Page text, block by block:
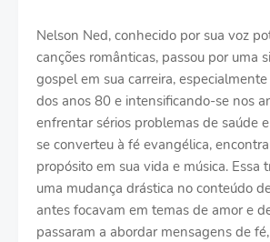
Nelson Ned, conhecido por sua voz
canções românticas, passou por uma
gospel em sua carreira,
dos anos 80 e intensificando-se nos
enfrentar sérios problemas de saúde
se converteu à fé evangélica,
propósito em sua vida e música. Essa
uma mudança drástica no conteúdo
antes focavam em temas de amor e
passaram a abordar mensagens de